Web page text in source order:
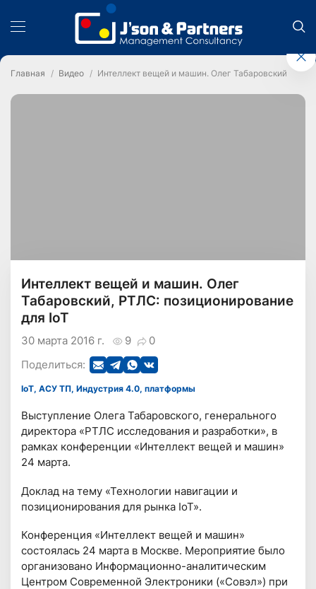
Главная Видео Интеллект вещей и машин. Олег Табаровский,
Интеллект вещей и машин. Олег
Табаровский, РТЛС: позиционирование
для IoT
9 0
30 марта 2016 г.
Поделиться:
IoT, АСУ ТП, Индустрия 4.0, платформы
Выступление Олега Табаровского, генерального
директора «РТЛС исследования и разработки», в
рамках конференции «Интеллект вещей и машин»
24 марта.
Доклад на тему «Технологии навигации и
позиционирования для рынка IoT».
Конференция «Интеллект вещей и машин»
состоялась 24 марта в Москве. Мероприятие было
организовано Информационно-аналитическим
Центром Современной Электроники («Совэл») при